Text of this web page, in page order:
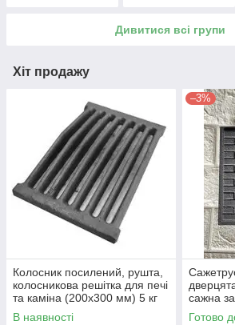
Дивитися всі групи
Хіт продажу
Колосник посилений, рушта,
колосникова решітка для печі
та каміна (200х300 мм) 5 кг
В наявності
–3%
сажна
каміна
Готово